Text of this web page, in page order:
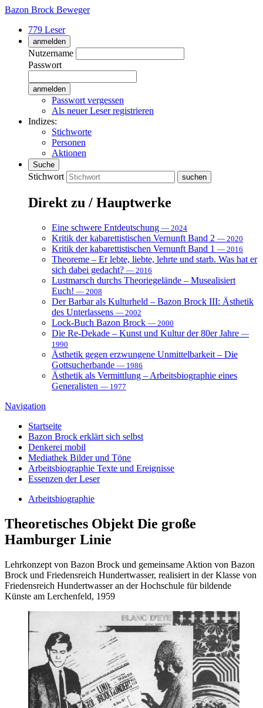
Bazon Brock Beweger
779 Leser
anmelden
Nutzername
Passwort
Passwort vergessen
Als neuer Leser registrieren
Indizes:
Stichworte
Personen
Aktionen
Suche
Stichwort
Direkt zu / Hauptwerke
Eine schwere Entdeutschung — 2024
Kritik der kabarettistischen Vernunft Band 2 — 2020
Kritik der kabarettistischen Vernunft Band 1 — 2016
Theoreme – Er lebte, liebte, lehrte und starb. Was hat er
sich dabei gedacht? — 2016
Lustmarsch durchs Theoriegelände – Musealisiert
Euch! — 2008
Der Barbar als Kulturheld – Bazon Brock III: Ästhetik
des Unterlassens — 2002
Lock-Buch Bazon Brock — 2000
Die Re-Dekade – Kunst und Kultur der 80er Jahre —
1990
Ästhetik gegen erzwungene Unmittelbarkeit – Die
Gottsucherbande — 1986
Ästhetik als Vermittlung – Arbeitsbiographie eines
Generalisten — 1977
Navigation
Startseite
Bazon Brock erklärt sich selbst
Denkerei mobil
Mediathek Bilder und Töne
Arbeitsbiographie Texte und Ereignisse
Essenzen der Leser
Arbeitsbiographie
Theoretisches Objekt Die große
Hamburger Linie
Lehrkonzept von Bazon Brock und gemeinsame Aktion von Bazon
Brock und Friedensreich Hundertwasser, realisiert in der Klasse von
Friedensreich Hundertwasser an der Hochschule für bildende
Künste am Lerchenfeld, 1959